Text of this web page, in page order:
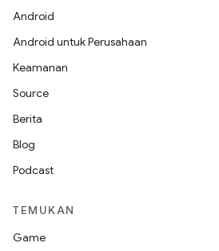
Android
Android untuk Perusahaan
Keamanan
Source
Berita
Blog
Podcast
TEMUKAN
Game